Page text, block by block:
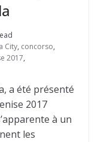
City, concorso,
2017,
a été présenté
2017
à un
les